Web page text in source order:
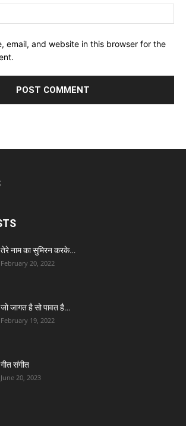
email, and website in this browser for the
तेरे नाम का सुमिरन करके…
February 20, 2022
जो जागत है सो पावत है…
February 19, 2022
गीत संगीत
June 20, 2023